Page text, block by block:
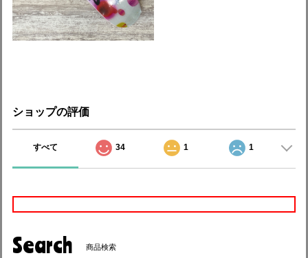
ショップの評価
すべて 34 1 1
Search 商品検索